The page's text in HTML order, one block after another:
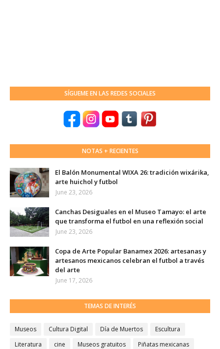
SÍGUEME EN LAS REDES SOCIALES
NOTAS + RECIENTES
El Balón Monumental WIXA 26: tradición wixárika,
arte huichol y futbol
June 23, 2026
Canchas Desiguales en el Museo Tamayo: el arte
que transforma el futbol en una reflexión social
June 23, 2026
Copa de Arte Popular Banamex 2026: artesanas y
artesanos mexicanos celebran el futbol a través
del arte
June 17, 2026
TEMAS DE INTERÉS
Museos Cultura Digital Día de Muertos
Escultura
Literatura
cine Museos gratuitos
Piñatas mexicanas